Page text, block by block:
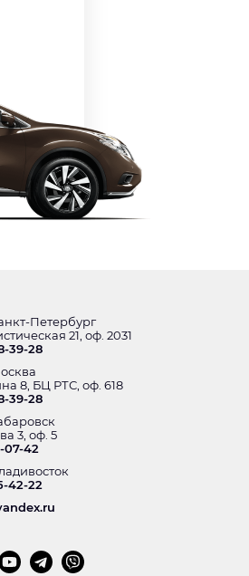
Петербург
21, оф. 2031
39-28
8, БЦ РТС, оф. 618
39-28
3, оф. 5
07-42
42-22